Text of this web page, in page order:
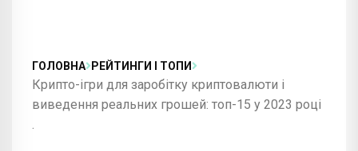
ГОЛОВНА РЕЙТИНГИ І ТОПИ
Крипто-ігри для заробітку криптовалюти і
виведення реальних грошей: топ-15 у 2023 році